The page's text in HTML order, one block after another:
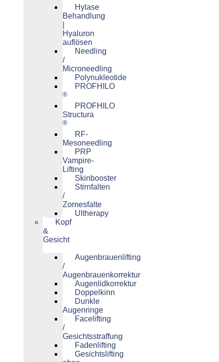
Hylase
Behandlung
Hyaluron
auflösen
Needling
/
Microneedling
Polynukleotide
PROFHILO
®
PROFHILO
Structura
®
RF-
Mesoneedling
PRP
Vampire-
Lifting
Skinbooster
Stirnfalten
/
Zornesfalte
Ultherapy
Kopf
&
Gesicht
Augenbrauenlifting
/
Augenbrauenkorrektur
Augenlidkorrektur
Doppelkinn
Dunkle
Augenringe
Facelifting
/
Gesichtsstraffung
Fadenlifting
Gesichtslifting